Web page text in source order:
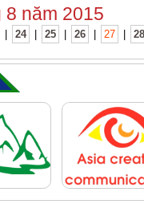
8 năm 2015
24 25 26 27 28